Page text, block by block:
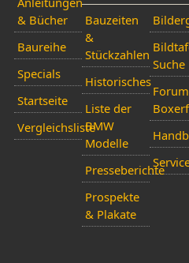
& Bücher
Baureihe
Specials
Startseite
Vergleichsliste
Bauzeiten
&
Stückzahlen
Historisches
Liste der
BMW
Modelle
Presseberichte
Prospekte
& Plakate
Suche